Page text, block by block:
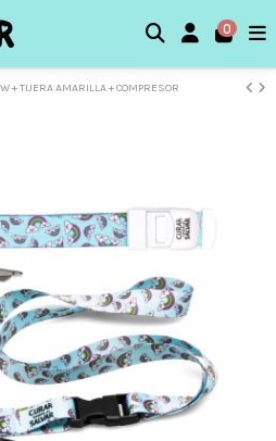
0
+ TIJERA AMARILLA + COMPRESOR